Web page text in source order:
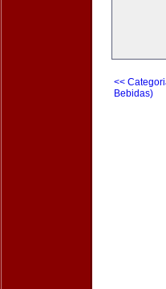
<<
Bebidas)